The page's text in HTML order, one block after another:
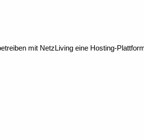
mit NetzLiving eine Hosting-